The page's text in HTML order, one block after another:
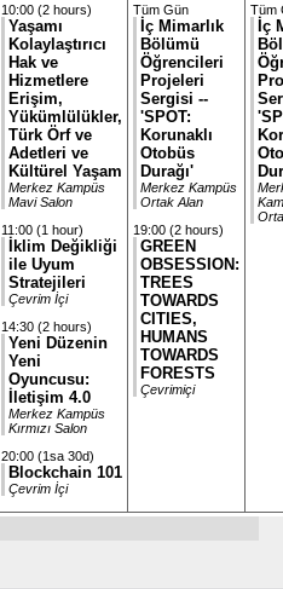
10:00 (2 hours)
Yaşamı
Kolaylaştırıcı
Hak ve
Hizmetlere
Erişim,
Yükümlülükler,
Türk Örf ve
Adetleri ve
Kültürel Yaşam
Merkez Kampüs
Mavi Salon
11:00 (1 hour)
İklim Değikliği
ile Uyum
Stratejileri
Çevrim İçi
14:30 (2 hours)
Yeni Düzenin
Yeni
Oyuncusu:
İletişim 4.0
Merkez Kampüs
Kırmızı Salon
20:00 (1sa 30d)
Blockchain 101
Çevrim İçi
Tüm Gün
İç Mimarlık
Bölümü
Öğrencileri
Projeleri
Sergisi --
'SPOT:
Korunaklı
Otobüs
Durağı'
Merkez Kampüs
Ortak Alan
19:00 (2 hours)
GREEN
OBSESSION:
TREES
TOWARDS
CITIES,
HUMANS
TOWARDS
FORESTS
Çevrimiçi
Tüm
İç